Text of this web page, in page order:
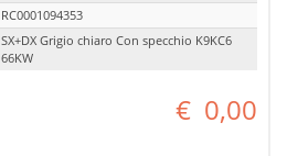
RC0001094353
SX+DX Grigio chiaro Con specchio K9KC6
66KW
€ 0,00